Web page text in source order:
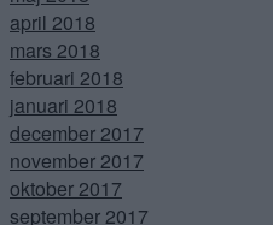
april 2018
mars 2018
februari 2018
januari 2018
december 2017
november 2017
oktober 2017
september 2017